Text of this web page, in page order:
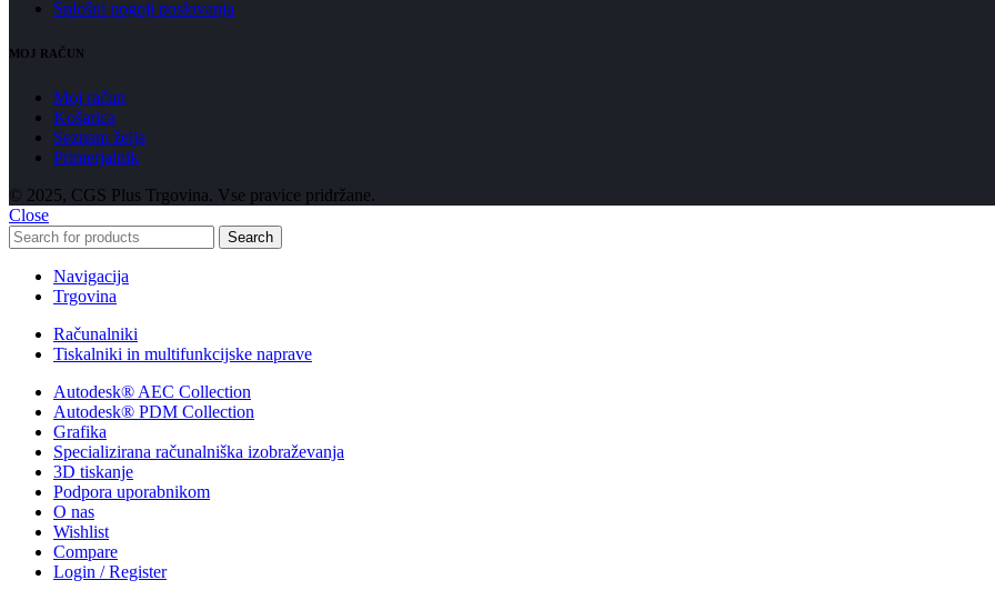
Splošni pogoji poslovanja
MOJ RAČUN
Moj račun
Košarica
Seznam želja
Primerjalnik
© 2025, CGS Plus Trgovina. Vse pravice pridržane.
Close
Search
Navigacija
Trgovina
Računalniki
Tiskalniki in multifunkcijske naprave
Autodesk® AEC Collection
Autodesk® PDM Collection
Grafika
Specializirana računalniška izobraževanja
3D tiskanje
Podpora uporabnikom
O nas
Wishlist
Compare
Login / Register